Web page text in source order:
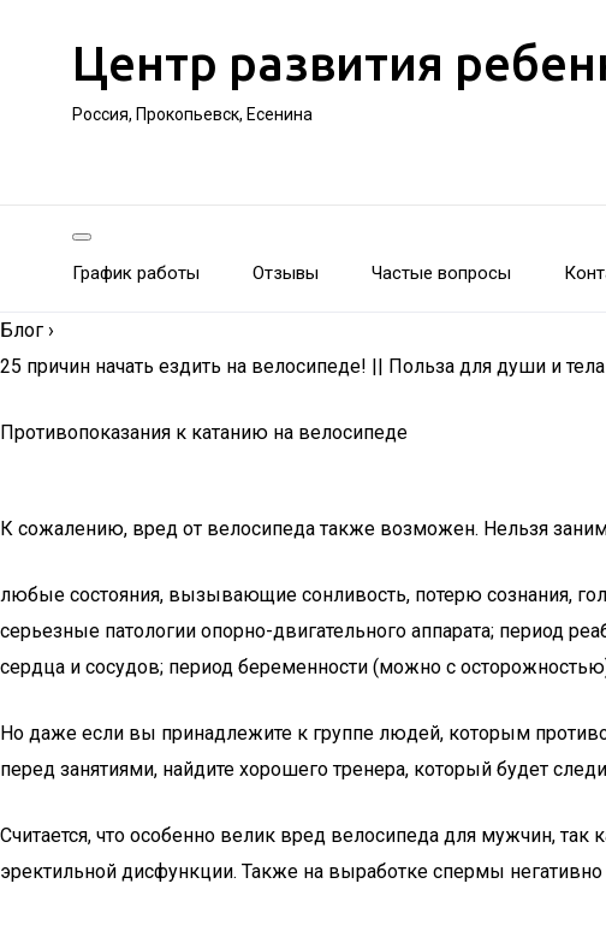
Центр развития
Россия, Прокопьевск, Есенина
График работы Отзывы Частые вопросы
Блог ›
25 причин начать ездить на велосипеде! || Польза для души и тела
Противопоказания к катанию на велосипеде
К сожалению, вред от велосипеда также возможен. Нельзя
любые состояния, вызывающие сонливость, потерю сознания,
серьезные патологии опорно-двигательного аппарата; период
сердца и сосудов; период беременности (можно с
Но даже если вы принадлежите к группе людей, которым
перед занятиями, найдите хорошего тренера, который будет
Считается, что особенно велик вред велосипеда для мужчин, так
эректильной дисфункции. Также на выработке спермы